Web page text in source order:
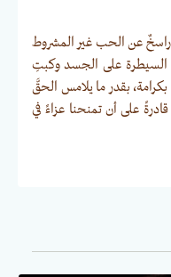
راسخٌ عن الحب غير المشروط
السيطرة على الجسد وكبتِ
بقدر ما يلامس الحقَّ
على أن تمنحنا عزاءً في